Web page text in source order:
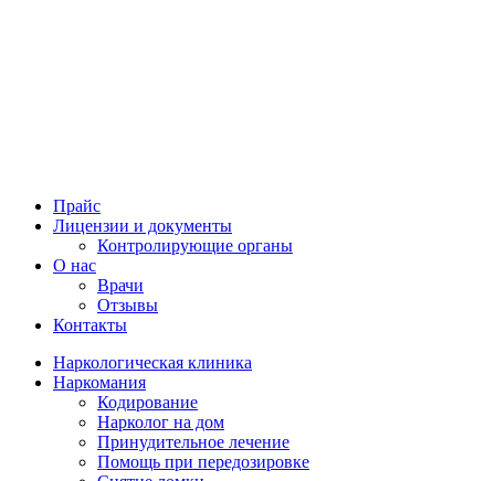
Прайс
Лицензии и документы
Контролирующие органы
О нас
Врачи
Отзывы
Контакты
Наркологическая клиника
Наркомания
Кодирование
Нарколог на дом
Принудительное лечение
Помощь при передозировке